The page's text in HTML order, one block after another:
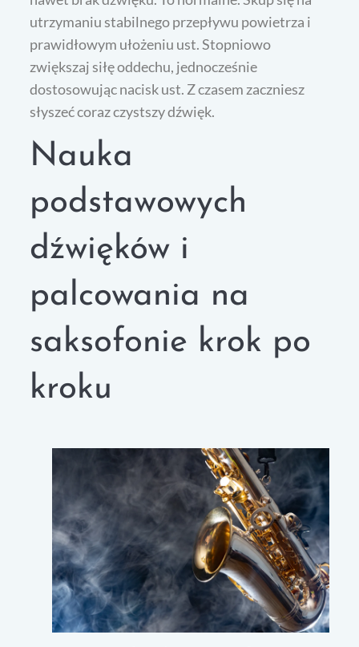
utrzymaniu stabilnego przepływu powietrza i
prawidłowym ułożeniu ust. Stopniowo
zwiększaj siłę oddechu, jednocześnie
dostosowując nacisk ust. Z czasem zaczniesz
słyszeć coraz czystszy dźwięk.
Nauka
podstawowych
dźwięków i
palcowania na
saksofonie krok po
kroku